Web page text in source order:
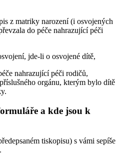
z matriky narození (i osvojených
do péče nahrazující péči
jde-li o osvojené dítě,
nahrazující péči rodičů,
orgánu, kterým bylo dítě
a kde jsou k
tiskopisu) s vámi sepíše